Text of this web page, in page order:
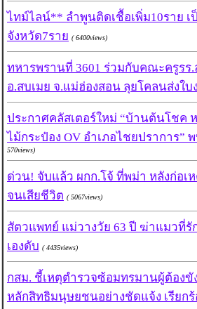
ไทม์ไลน์** ลำพูนติดเชื้อเพิ่ม10ราย เ
จังหวัด7ราย ( 6400views)
ทหารพรานที่ 3601 ร่วมกับคณะครูรร
อ.สบเมย จ.แม่ฮ่องสอน ลุยโคลนส่งใ
ประกาศคลัสเตอร์ใหม่ “บ้านต้นโชค
ไม้กระป๋อง OV อำเภอไชยปราการ”
570views)
ด่วน! จับแล้ว ผกก.โจ้ ที่พม่า หลังก่อเ
จนเสียชีวิต ( 5067views)
สัตวแพทย์ แม่วางวัย 63 ปี ฆ่าแมวที่รั
เองดับ ( 4435views)
กสม. ชี้เหตุตำรวจซ้อมทรมานผู้ต้องขั
หลักสิทธิมนุษยชนอย่างชัดแจ้ง เรียกร้